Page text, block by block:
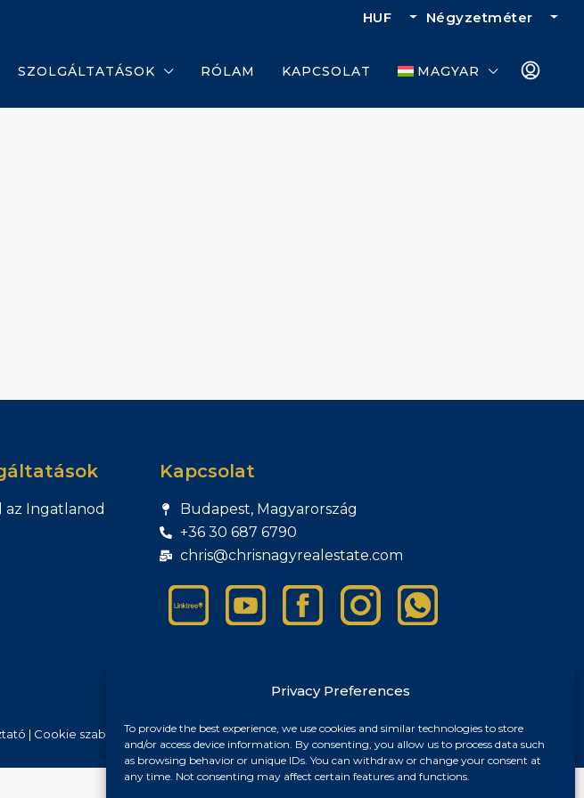
Privacy Preferences
To provide the best experience, we use cookies and similar technologies to store
and/or access device information. By consenting, you allow us to process data such
as browsing behavior or unique IDs. You can withdraw or change your consent at
any time. Not consenting may affect certain features and functions.
HUF Négyzetméter
SZOLGÁLTATÁSOK RÓLAM KAPCSOLAT MAGYAR
az Ingatlanod
Kapcsolat
Budapest, Magyarország
+36 30 687 6790
chris@chrisnagyrealestate.com
| Cookie szabályzat|Impresszum